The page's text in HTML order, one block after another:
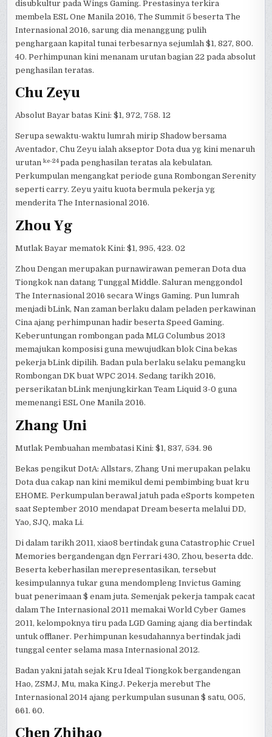
disubkultur pada Wings Gaming. Prestasinya terkira
membela ESL One Manila 2016, The Summit 5 beserta The
Internasional 2016, sarung dia menanggung pulih
penghargaan kapital tunai terbesarnya sejumlah $1, 827, 800.
40. Perhimpunan kini menanam urutan bagian 22 pada absolut
penghasilan teratas.
Chu Zeyu
Absolut Bayar batas Kini: $1, 972, 758. 12
Serupa sewaktu-waktu lumrah mirip Shadow bersama
Aventador, Chu Zeyu ialah akseptor Dota dua yg kini menaruh
urutanke-24pada penghasilan teratas ala kebulatan.
Perkumpulan mengangkat periode guna Rombongan Serenity
seperti carry. Zeyu yaitu kuota bermula pekerja yg
menderita The Internasional 2016.
Zhou Yg
Mutlak Bayar mematok Kini: $1, 995, 423. 02
Zhou Dengan merupakan purnawirawan pemeran Dota dua
Tiongkok nan datang Tunggal Middle. Saluran menggondol
The Internasional 2016 secara Wings Gaming. Pun lumrah
menjadi bLink, Nan zaman berlaku dalam peladen perkawinan
Cina ajang perhimpunan hadir beserta Speed Gaming.
Keberuntungan rombongan pada MLG Columbus 2013
memajukan komposisi guna mewujudkan blok Cina bekas
pekerja bLink dipilih. Badan pula berlaku selaku pemangku
Rombongan DK buat WPC 2014. Sedang tarikh 2016,
perserikatan bLink menjungkirkan Team Liquid 3-0 guna
memenangi ESL One Manila 2016.
Zhang Uni
Mutlak Pembuahan membatasi Kini: $1, 837, 534. 96
Bekas pengikut DotA: Allstars, Zhang Uni merupakan pelaku
Dota dua cakap nan kini memikul demi pembimbing buat kru
EHOME. Perkumpulan berawal jatuh pada eSports kompeten
saat September 2010 mendapat Dream beserta melalui DD,
Yao, SJQ, maka Li.
Di dalam tarikh 2011, xiao8 bertindak guna Catastrophic Cruel
Memories bergandengan dgn Ferrari 430, Zhou, beserta ddc.
Beserta keberhasilan merepresentasikan, tersebut
kesimpulannya tukar guna mendompleng Invictus Gaming
buat penerimaan $ enam juta. Semenjak pekerja tampak cacat
dalam The Internasional 2011 memakai World Cyber Games
2011, kelompoknya tiru pada LGD Gaming ajang dia bertindak
untuk offlaner. Perhimpunan kesudahannya bertindak jadi
tunggal center selama masa Internasional 2012.
Badan yakni jatah sejak Kru Ideal Tiongkok bergandengan
Hao, ZSMJ, Mu, maka KingJ. Pekerja merebut The
Internasional 2014 ajang perkumpulan susunan $ satu, 005,
661. 60.